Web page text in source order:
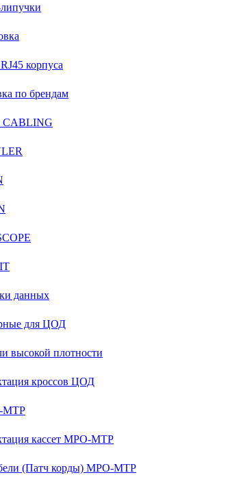
корпуса
по брендам
CABLING
данных
для ЦОД
высокой плотности
кроссов ЦОД
MTP
кассет MPO-MTP
(Патч корды) MPO-MTP